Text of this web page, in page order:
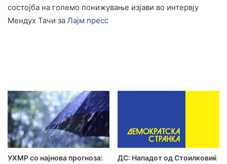
состојба на големо понижување изјави во интервју
Мендух Тачи за Лајм пресс
УХМР со најнова прогноза:
ДС: Нападот од Стоилковиќ